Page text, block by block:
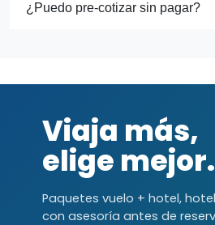
¿Puedo pre-cotizar sin pagar?
Viaja más,
elige mejor.
Paquetes vuelo + hotel,
con asesoría antes de